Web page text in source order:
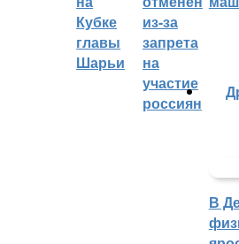
Кубке
главы
Шарьи
из-за
запрета
на
участие
россиян
В